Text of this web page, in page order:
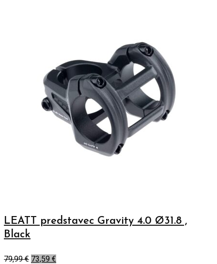
LEATT predstavec Gravity 4.0 Ø31.8 ,
Black
79,99€ 73,59 €